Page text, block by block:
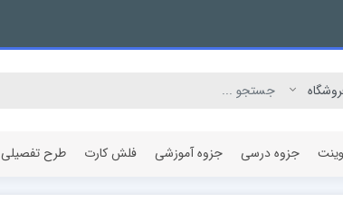
جزوه درسی جزوه آموزشی فلش کارت طرح تفصیلی